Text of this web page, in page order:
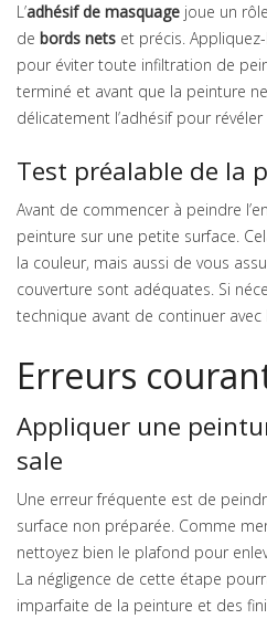
L’adhésif de masquage joue un
de bords nets et précis.
pour éviter toute infiltration de
terminé et avant que la peinture
délicatement l’adhésif pour
Test préalable de la
Avant de commencer à peindre
peinture sur une petite surface.
la couleur, mais aussi de vous
couverture sont adéquates. Si
technique avant de continuer
Erreurs
Appliquer une
sale
Une erreur fréquente est de
surface non préparée. Comme
nettoyez bien le plafond pour
La négligence de cette étape
imparfaite de la peinture et des